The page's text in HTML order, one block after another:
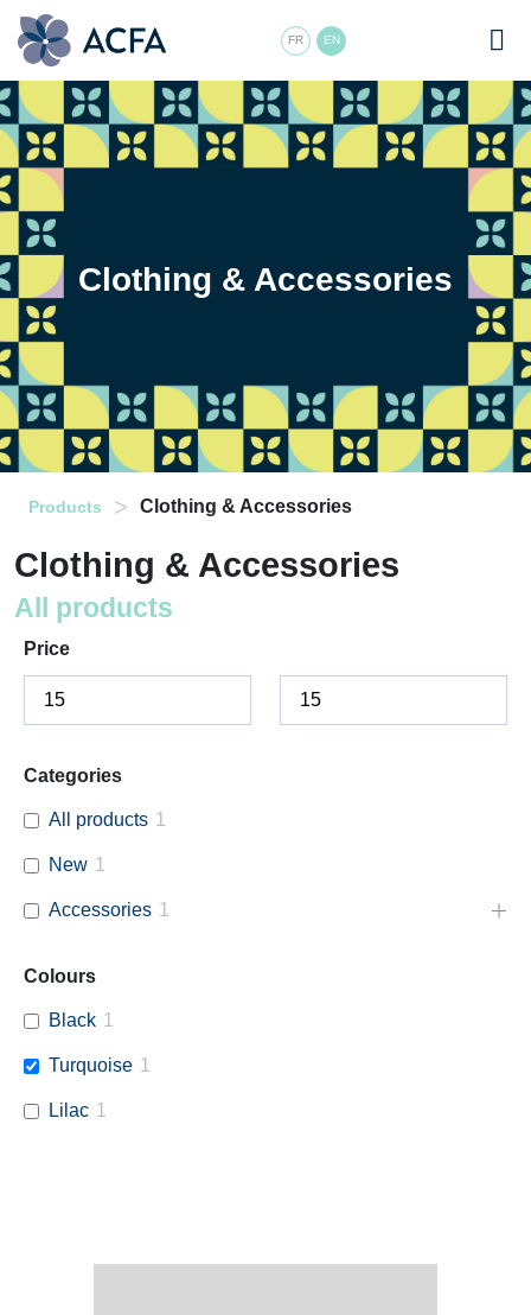
FR EN
Clothing & Accessories
Products > Clothing & Accessories
Clothing & Accessories
All products
Price
Categories
All products 1
New 1
Accessories 1
Colours
Black 1
Turquoise 1
Lilac 1